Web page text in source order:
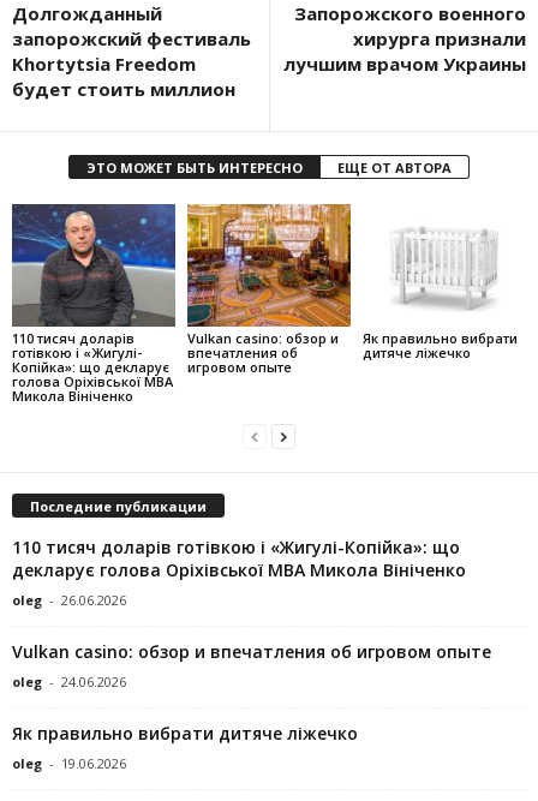
Долгожданный
запорожский фестиваль
Khortytsia Freedom
будет стоить миллион
Запорожского военного
хирурга признали
лучшим врачом Украины
ЭТО МОЖЕТ БЫТЬ ИНТЕРЕСНО ЕЩЕ ОТ АВТОРА
110 тисяч доларів
готівкою і «Жигулі-
Копійка»: що декларує
голова Оріхівської МВА
Микола Вініченко
Vulkan casino: обзор и
впечатления об
игровом опыте
Як правильно вибрати
дитяче ліжечко
Последние публикации
110 тисяч доларів готівкою і «Жигулі-Копійка»: що
декларує голова Оріхівської МВА Микола Вініченко
oleg - 26.06.2026
Vulkan casino: обзор и впечатления об игровом опыте
oleg - 24.06.2026
Як правильно вибрати дитяче ліжечко
oleg - 19.06.2026